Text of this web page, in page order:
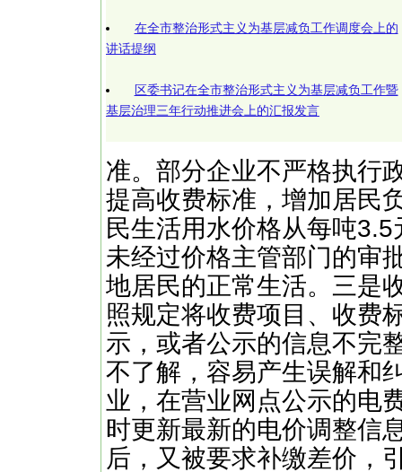
在全市整治形式主义为基层减负工作调度会上的
讲话提纲
区委书记在全市整治形式主义为基层减负工作暨
基层治理三年行动推进会上的汇报发言
准。部分企业不严格执行
提高收费标准，增加居民
民生活用水价格从每吨
未经过价格主管部门的审
地居民的正常生活。三是
照规定将收费项目、收费
示，或者公示的信息不完
不了解，容易产生误解和
业，在营业网点公示的电
时更新最新的电价调整信
后，又被要求补缴差价，